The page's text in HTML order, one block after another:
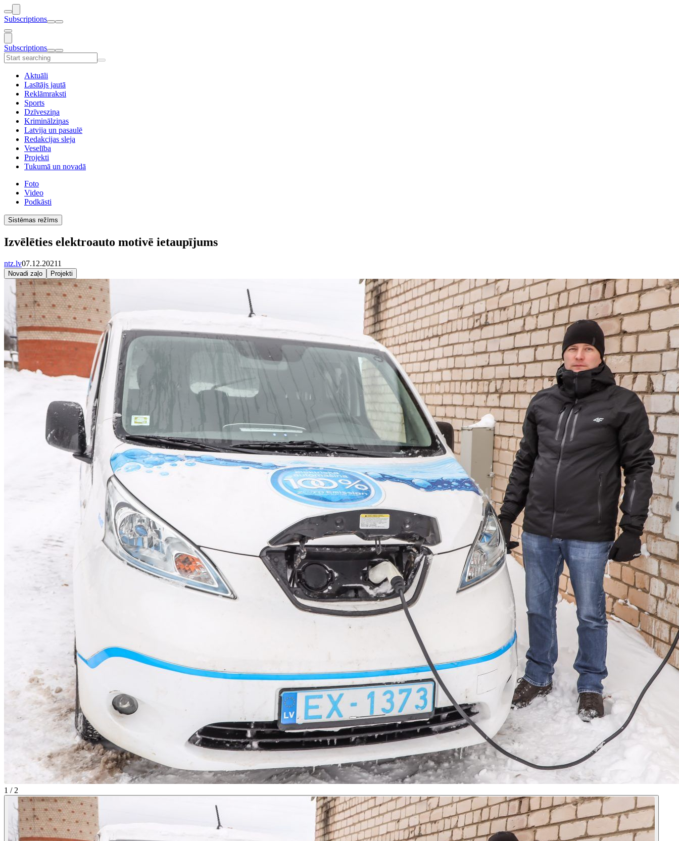
Subscriptions
Subscriptions
Aktuāli
Lasītājs jautā
Reklāmraksti
Sports
Dzīvesziņa
Kriminālziņas
Latvija un pasaulē
Redakcijas sleja
Veselība
Projekti
Tukumā un novadā
Foto
Video
Podkāsti
Sistēmas režīms
Izvēlēties elektroauto motivē ietaupījums
ntz.lv07.12.20211
Novadi zaļo Projekti
1 / 2